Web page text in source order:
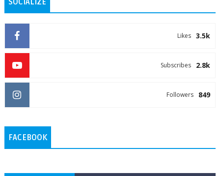
SOCIALIZE
3.5k
Likes
2.8k
Subscribes
849
Followers
FACEBOOK